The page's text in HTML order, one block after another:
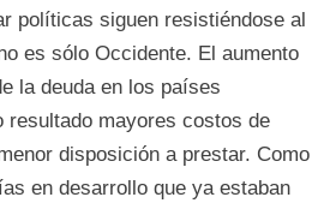
políticas siguen resistiéndose al
es sólo Occidente. El aumento
la deuda en los países
resultado mayores costos de
disposición a prestar. Como
en desarrollo que ya estaban